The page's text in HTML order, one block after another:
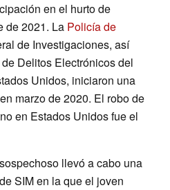
en el hurto de
de 2021. La Policía de
de Investigaciones, así
Delitos Electrónicos del
Unidos, iniciaron una
marzo de 2020. El robo de
en Estados Unidos fue el
llevó a cabo una
SIM en la que el joven